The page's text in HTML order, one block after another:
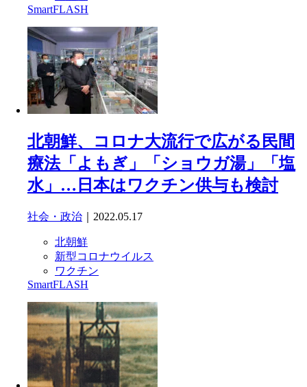
SmartFLASH
北朝鮮、コロナ大流行で広がる民間
療法「よもぎ」「ショウガ湯」「塩
水」…日本はワクチン供与も検討
社会・政治 ｜2022.05.17
北朝鮮
新型コロナウイルス
ワクチン
SmartFLASH